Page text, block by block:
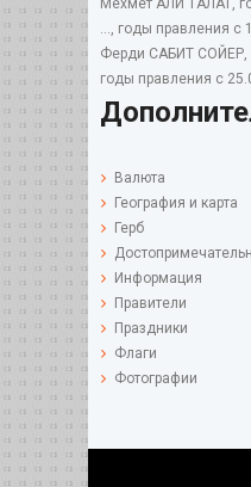
Мехмет АЛИ ТАЛАТ,
..., годы правления с
Ферди САБИТ СОЙЕР,
годы правления с
Валюта
География и карта
Герб
Информация
Правители
Праздники
Флаги
Фотографии